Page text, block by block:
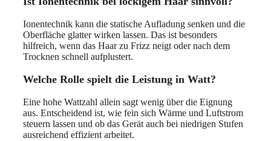
Ionentechnik kann die statische Aufladung senken und die
Oberfläche glatter wirken lassen. Das ist besonders
hilfreich, wenn das Haar zu Frizz neigt oder nach dem
Trocknen schnell aufplustert.
Welche Rolle spielt die Leistung in Watt?
Eine hohe Wattzahl allein sagt wenig über die Eignung
aus. Entscheidend ist, wie fein sich Wärme und Luftstrom
steuern lassen und ob das Gerät auch bei niedrigen Stufen
ausreichend effizient arbeitet.